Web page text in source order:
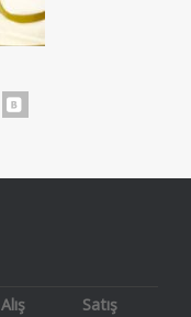
Alış
Satış